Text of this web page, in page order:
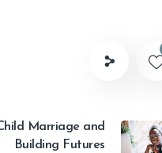
Marriage and
Building Futures